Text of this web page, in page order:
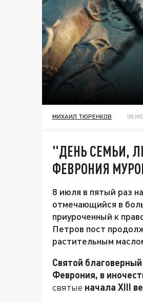
МИХАИЛ ТЮРЕНКОВ 08
"ДЕНЬ СЕМЬИ,
ФЕВРОНИЯ
8 июля в пятый раз
отмечающийся в
приуроченный к
Петров пост
растительным
Святой
Феврония, в
святые начала XIII